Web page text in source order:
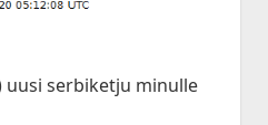
uusi serbiketju minulle